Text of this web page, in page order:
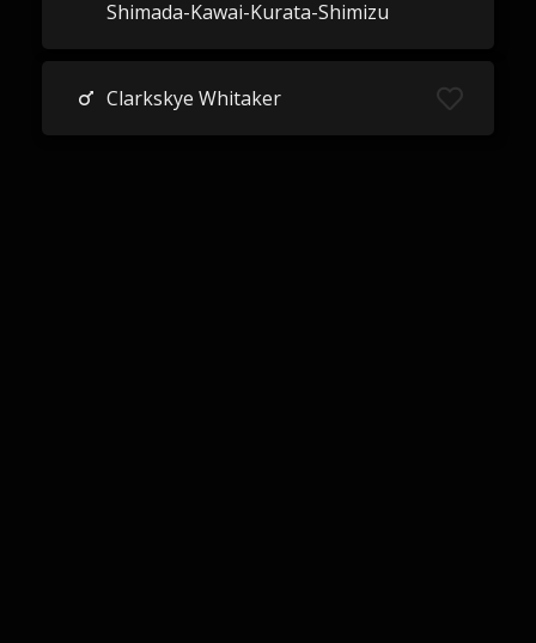
Shimada-Kawai-Kurata-Shimizu
Clarkskye Whitaker